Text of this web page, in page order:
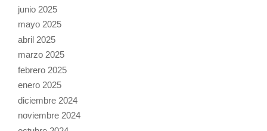
junio 2025
mayo 2025
abril 2025
marzo 2025
febrero 2025
enero 2025
diciembre 2024
noviembre 2024